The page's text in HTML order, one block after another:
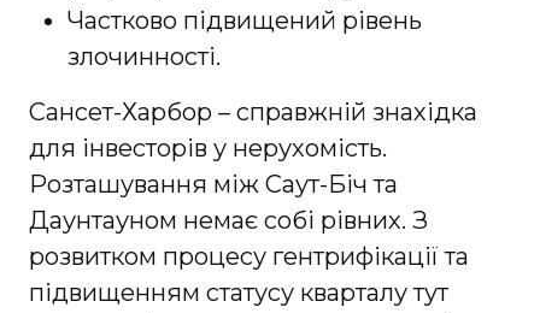
Частково підвищений рівень
злочинності.
Сансет-Харбор – справжній знахідка
для інвесторів у нерухомість.
Розташування між Саут-Біч та
Даунтауном немає собі рівних. З
розвитком процесу гентрифікації та
підвищенням статусу кварталу тут